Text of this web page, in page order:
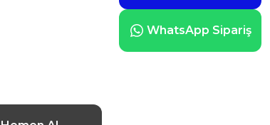
WhatsApp Sipariş